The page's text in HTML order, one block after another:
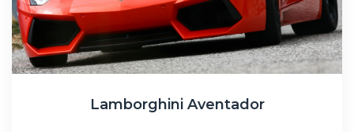
Lamborghini Aventador